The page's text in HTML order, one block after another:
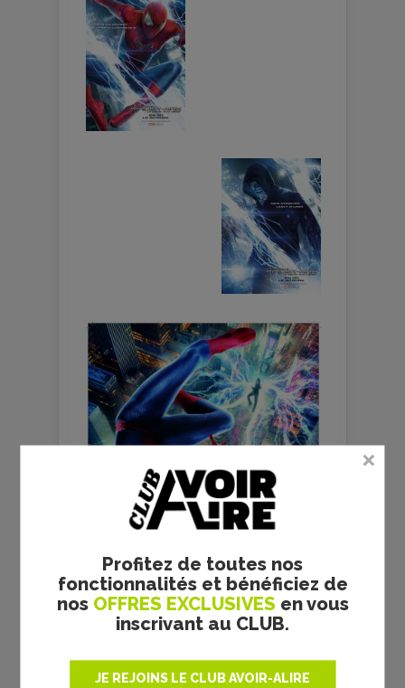
Profitez de toutes nos
fonctionnalités et bénéficiez de
nos OFFRES EXCLUSIVES en vous
inscrivant au CLUB.
JE REJOINS LE CLUB AVOIR-ALIRE